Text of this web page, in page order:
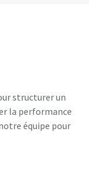
structurer un
la performance
équipe pour